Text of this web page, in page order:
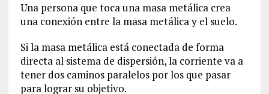
Una persona que toca una masa metálica crea
una conexión entre la masa metálica y el suelo.
Si la masa metálica está conectada de forma
directa al sistema de dispersión, la corriente va a
tener dos caminos paralelos por los que pasar
para lograr su objetivo.